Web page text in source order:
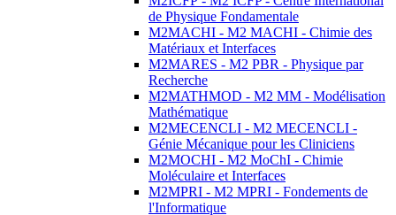
de Physique Fondamentale
M2MACHI - M2 MACHI - Chimie des
Matériaux et Interfaces
M2MARES - M2 PBR - Physique par
Recherche
M2MATHMOD - M2 MM - Modélisation
Mathématique
M2MECENCLI - M2 MECENCLI -
Génie Mécanique pour les Cliniciens
M2MOCHI - M2 MoChI - Chimie
Moléculaire et Interfaces
M2MPRI - M2 MPRI - Fondements de
l'Informatique